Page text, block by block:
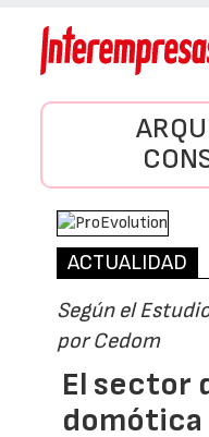
ACTUALIDAD
Según el
por Cedom
El sector